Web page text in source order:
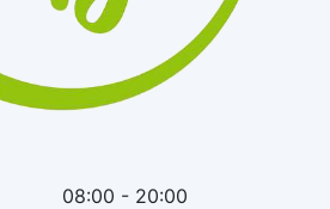
08:00 - 20:00